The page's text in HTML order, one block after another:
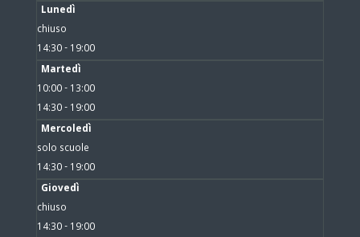
Lunedì
chiuso
14:30 - 19:00
Martedì
10:00 - 13:00
14:30 - 19:00
Mercoledì
solo scuole
14:30 - 19:00
Giovedì
chiuso
14:30 - 19:00